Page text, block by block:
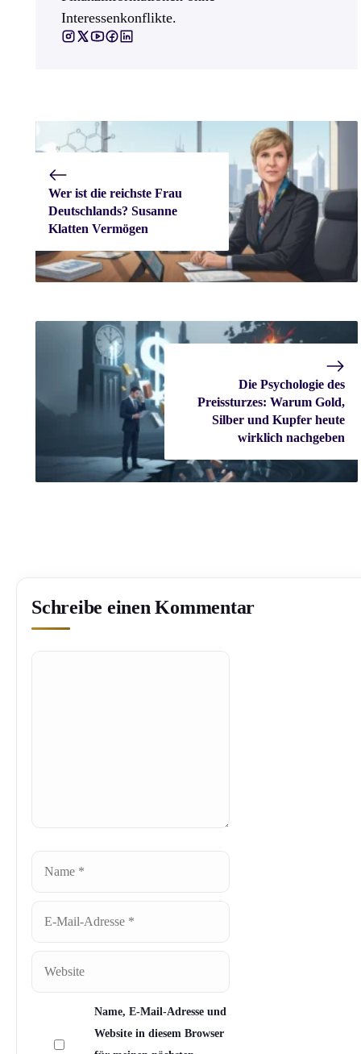
Interessenkonflikte.
Wer ist die reichste Frau
Deutschlands? Susanne
Klatten Vermögen
Die Psychologie des
Preissturzes: Warum Gold,
Silber und Kupfer heute
wirklich nachgeben
Schreibe einen Kommentar
Adresse
Name, E-Mail-Adresse und
Website in diesem Browser